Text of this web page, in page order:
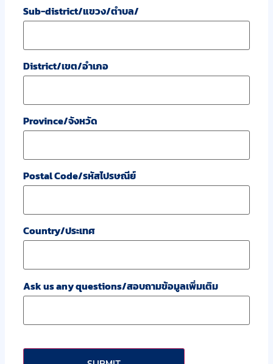
Sub-district/แขวง/ตำบล/
District/เขต/อำเภอ
Province/จังหวัด
Postal Code/รหัสไปรษณีย์
Country/ประเทศ
Ask us any questions/สอบถามข้อมูลเพิ่มเติม